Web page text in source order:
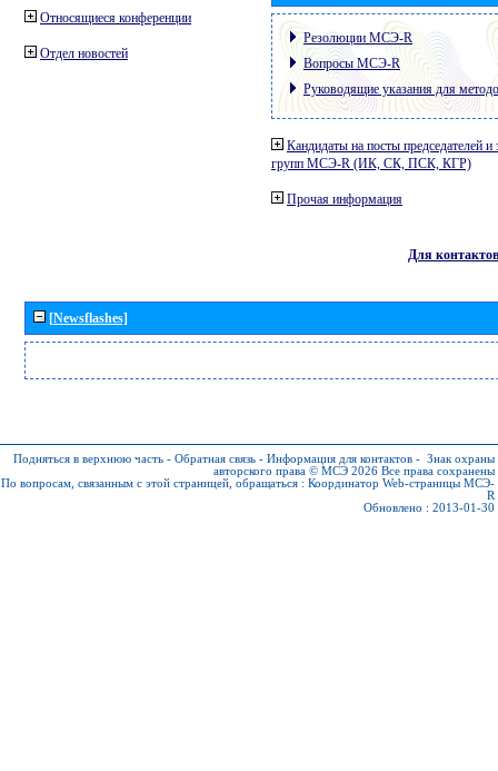
Относящиеся конференции
Отдел новостей
Резолюции МСЭ-R
Вопросы МСЭ-R
Руководящие указания для
Кандидаты на посты председателей и
групп МСЭ-R (ИК, СК, ПСК, КГР)
Прочая информация
Для контактов
[Newsflashes]
Подняться в верхнюю часть - Обратная связь - Информация для контактов - Знак охраны
авторского права © МСЭ 2026 Все права сохранены
По вопросам, связанным с этой страницей, обращаться : Координатор Web-страницы МСЭ-
R
Обновлено : 2013-01-30